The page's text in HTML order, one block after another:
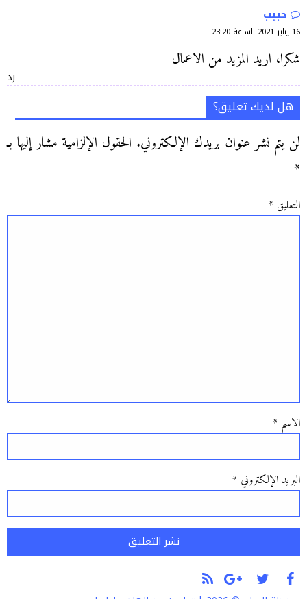
حبيب
16 يناير 2021 الساعة 23:20
شكرا، اريد المزيد من الاعمال
رد
هل لديك تعليق؟
لن يتم نشر عنوان بريدك الإلكتروني. الحقول الإلزامية مشار إليها بـ
*
التعليق *
الاسم *
البريد الإلكتروني *
Alternative: